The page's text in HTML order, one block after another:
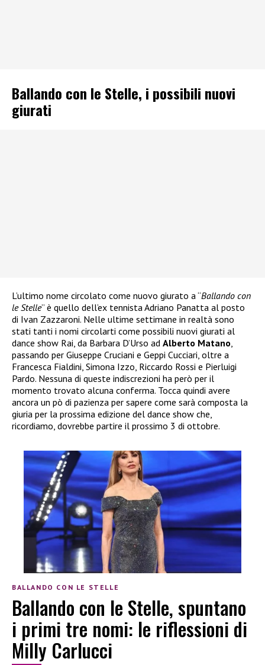
Ballando con le Stelle, i possibili nuovi
giurati
L’ultimo nome circolato come nuovo giurato a “Ballando con
le Stelle” è quello dell’ex tennista Adriano Panatta al posto
di Ivan Zazzaroni. Nelle ultime settimane in realtà sono
stati tanti i nomi circolarti come possibili nuovi giurati al
dance show Rai, da Barbara D’Urso ad Alberto Matano,
passando per Giuseppe Cruciani e Geppi Cucciari, oltre a
Francesca Fialdini, Simona Izzo, Riccardo Rossi e Pierluigi
Pardo. Nessuna di queste indiscrezioni ha però per il
momento trovato alcuna conferma. Tocca quindi avere
ancora un pò di pazienza per sapere come sarà composta la
giuria per la prossima edizione del dance show che,
ricordiamo, dovrebbe partire il prossimo 3 di ottobre.
BALLANDO CON LE STELLE
Ballando con le Stelle, spuntano
i primi tre nomi: le riflessioni di
Milly Carlucci